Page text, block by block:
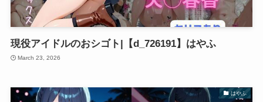
現役アイドルのおシゴト|【d_726191】はやふ
March 23, 2026
はやふ